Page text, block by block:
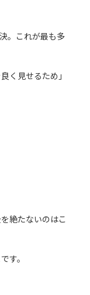
。これが最も多
く見せるため」
絶たないのはこ
す。